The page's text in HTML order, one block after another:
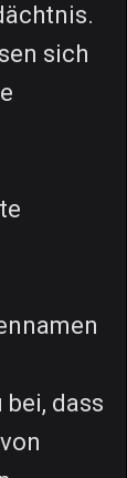
sich
dass